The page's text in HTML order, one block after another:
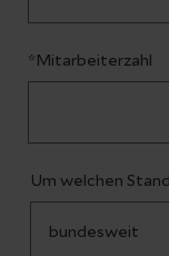
*Mitarbeiterzahl
Um welchen